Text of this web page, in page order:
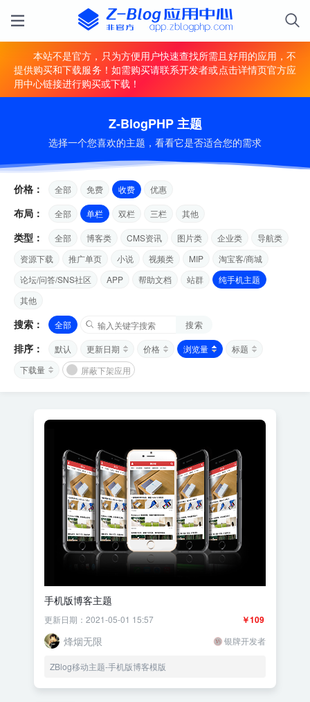
本站不是官方，只为方便用户快速查找所需且好用的应用，不
提供购买和下载服务！如需购买请联系开发者或点击详情页官方应
用中心链接进行购买或下载！
Z-BlogPHP 主题
选择一个您喜欢的主题，看看它是否适合您的需求
价格： 全部 免费 收费 优惠
布局： 全部 单栏 双栏 三栏 其他
类型： 全部 博客类 CMS资讯 图片类 企业类
导航类
资源下载
推广单页 小说 视频类 MIP
淘宝客/商城
论坛/问答/SNS社区
APP 帮助文档 站群
纯手机主题
其他
搜索： 全部 搜索
排序： 默认 更新日期 价格 浏览量
标题
下载量
屏蔽下架应用
手机版博客主题
￥109
更新日期：2021-05-01 15:57
烽烟无限 银牌开发者
ZBlog移动主题-手机版博客模版